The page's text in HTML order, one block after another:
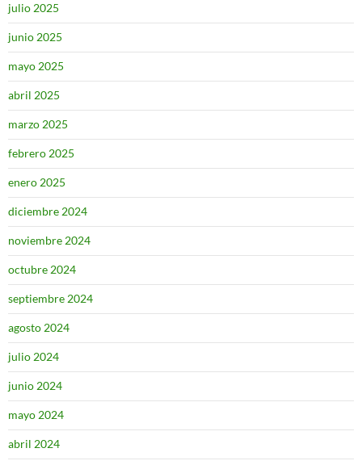
julio 2025
junio 2025
mayo 2025
abril 2025
marzo 2025
febrero 2025
enero 2025
diciembre 2024
noviembre 2024
octubre 2024
septiembre 2024
agosto 2024
julio 2024
junio 2024
mayo 2024
abril 2024